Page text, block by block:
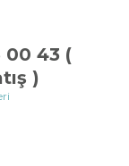
00 43 (
)